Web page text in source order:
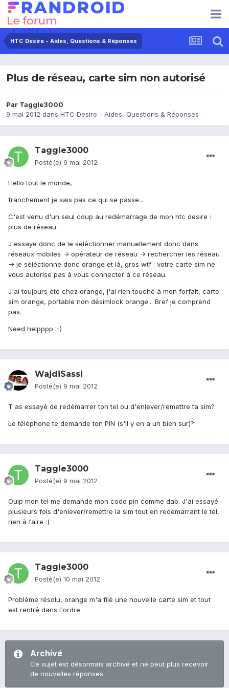
HTC Desire - Aides, Questions & Réponses
Plus de réseau, carte sim non autorisé
Par Taggle3000
9 mai 2012 dans HTC Desire - Aides, Questions & Réponses
Taggle3000
Posté(e) 9 mai 2012
Hello tout le monde,
franchement je sais pas ce qui se passe...
C'est venu d'un seul coup au redémarrage de mon htc desire :
plus de réseau.
J'essaye donc de le séléctionner manuellement donc dans
réseaux mobiles -> opérateur de réseau -> rechercher les réseau
-> je séléctionne donc orange et là, gros wtf : votre carte sim ne
vous autorise pas à vous connecter à ce réseau.
J'ai toujours été chez orange, j'ai rien touché à mon forfait, carte
sim orange, portable non désimlock orange... Bref je comprend
pas.
Need helpppp :-)
WajdiSassi
Posté(e) 9 mai 2012
T'as essayé de redémarrer ton tel ou d'enlever/remettre ta sim?
Le téléphone te demande ton PIN (s'il y en a un bien sur)?
Taggle3000
Posté(e) 9 mai 2012
Ouip mon tel me demande mon code pin comme dab. J'ai essayé
plusieurs fois d'enlever/remettre la sim tout en redémarrant le tel,
rien à faire :(
Taggle3000
Posté(e) 10 mai 2012
Problème résolu, orange m'a filé une nouvelle carte sim et tout
est rentré dans l'ordre
Archivé
Ce sujet est désormais archivé et ne peut plus recevoir
de nouvelles réponses.